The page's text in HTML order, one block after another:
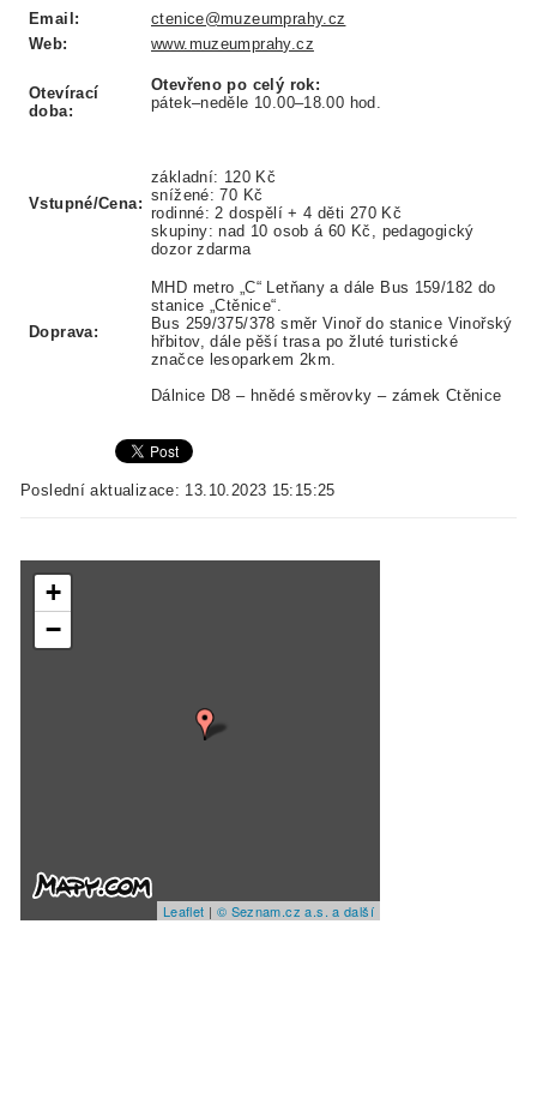
Email:
ctenice@muzeumprahy.cz
Web:
www.muzeumprahy.cz
Otevírací
doba:
Otevřeno po celý rok:
pátek–neděle 10.00–18.00 hod.
Vstupné/Cena:
základní: 120 Kč
snížené: 70 Kč
rodinné: 2 dospělí + 4 děti 270 Kč
skupiny: nad 10 osob á 60 Kč, pedagogický
dozor zdarma
Doprava:
MHD metro „C“ Letňany a dále Bus 159/182 do
stanice „Ctěnice“.
Bus 259/375/378 směr Vinoř do stanice Vinořský
hřbitov, dále pěší trasa po žluté turistické
značce lesoparkem 2km.
Dálnice D8 – hnědé směrovky – zámek Ctěnice
Poslední aktualizace: 13.10.2023 15:15:25
+
−
Leaflet | © Seznam.cz a.s. a další